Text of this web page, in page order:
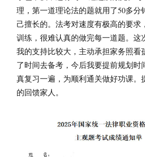
理，第一道理论法的题就用了50多分
己擅长的。法考对速度有极高的要求
训练，很难认真的做完每一道题。这
我的支持比较大，主动承担家务照看
了时间去备考，今后我要提前规划时
真复习一遍，为顺利通关做好功课。
的回馈家人。